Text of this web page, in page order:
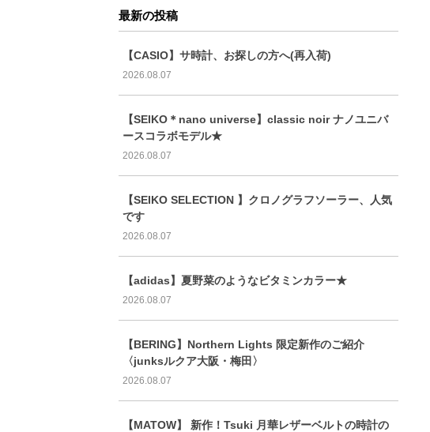
最新の投稿
【CASIO】サ時計、お探しの方へ(再入荷)
2026.08.07
【SEIKO＊nano universe】classic noir ナノユニバ
ースコラボモデル★
2026.08.07
【SEIKO SELECTION 】クロノグラフソーラー、人気
です
2026.08.07
【adidas】夏野菜のようなビタミンカラー★
2026.08.07
【BERING】Northern Lights 限定新作のご紹介
〈junksルクア大阪・梅田〉
2026.08.07
【MATOW】 新作！Tsuki 月華レザーベルトの時計の